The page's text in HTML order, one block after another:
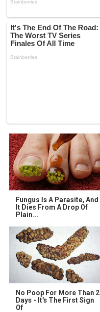
Fungus Is A Parasite, And
It Dies From A Drop Of
Plain...
No Poop For More Than 2
Days - It's The First Sign
Of